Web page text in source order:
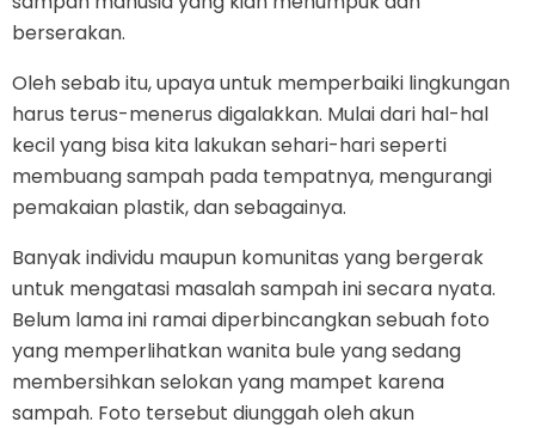
berserakan.
Oleh sebab itu, upaya untuk memperbaiki lingkungan
harus terus-menerus digalakkan. Mulai dari hal-hal
kecil yang bisa kita lakukan sehari-hari seperti
membuang sampah pada tempatnya, mengurangi
pemakaian plastik, dan sebagainya.
Banyak individu maupun komunitas yang bergerak
untuk mengatasi masalah sampah ini secara nyata.
Belum lama ini ramai diperbincangkan sebuah foto
yang memperlihatkan wanita bule yang sedang
membersihkan selokan yang mampet karena
sampah. Foto tersebut diunggah oleh akun